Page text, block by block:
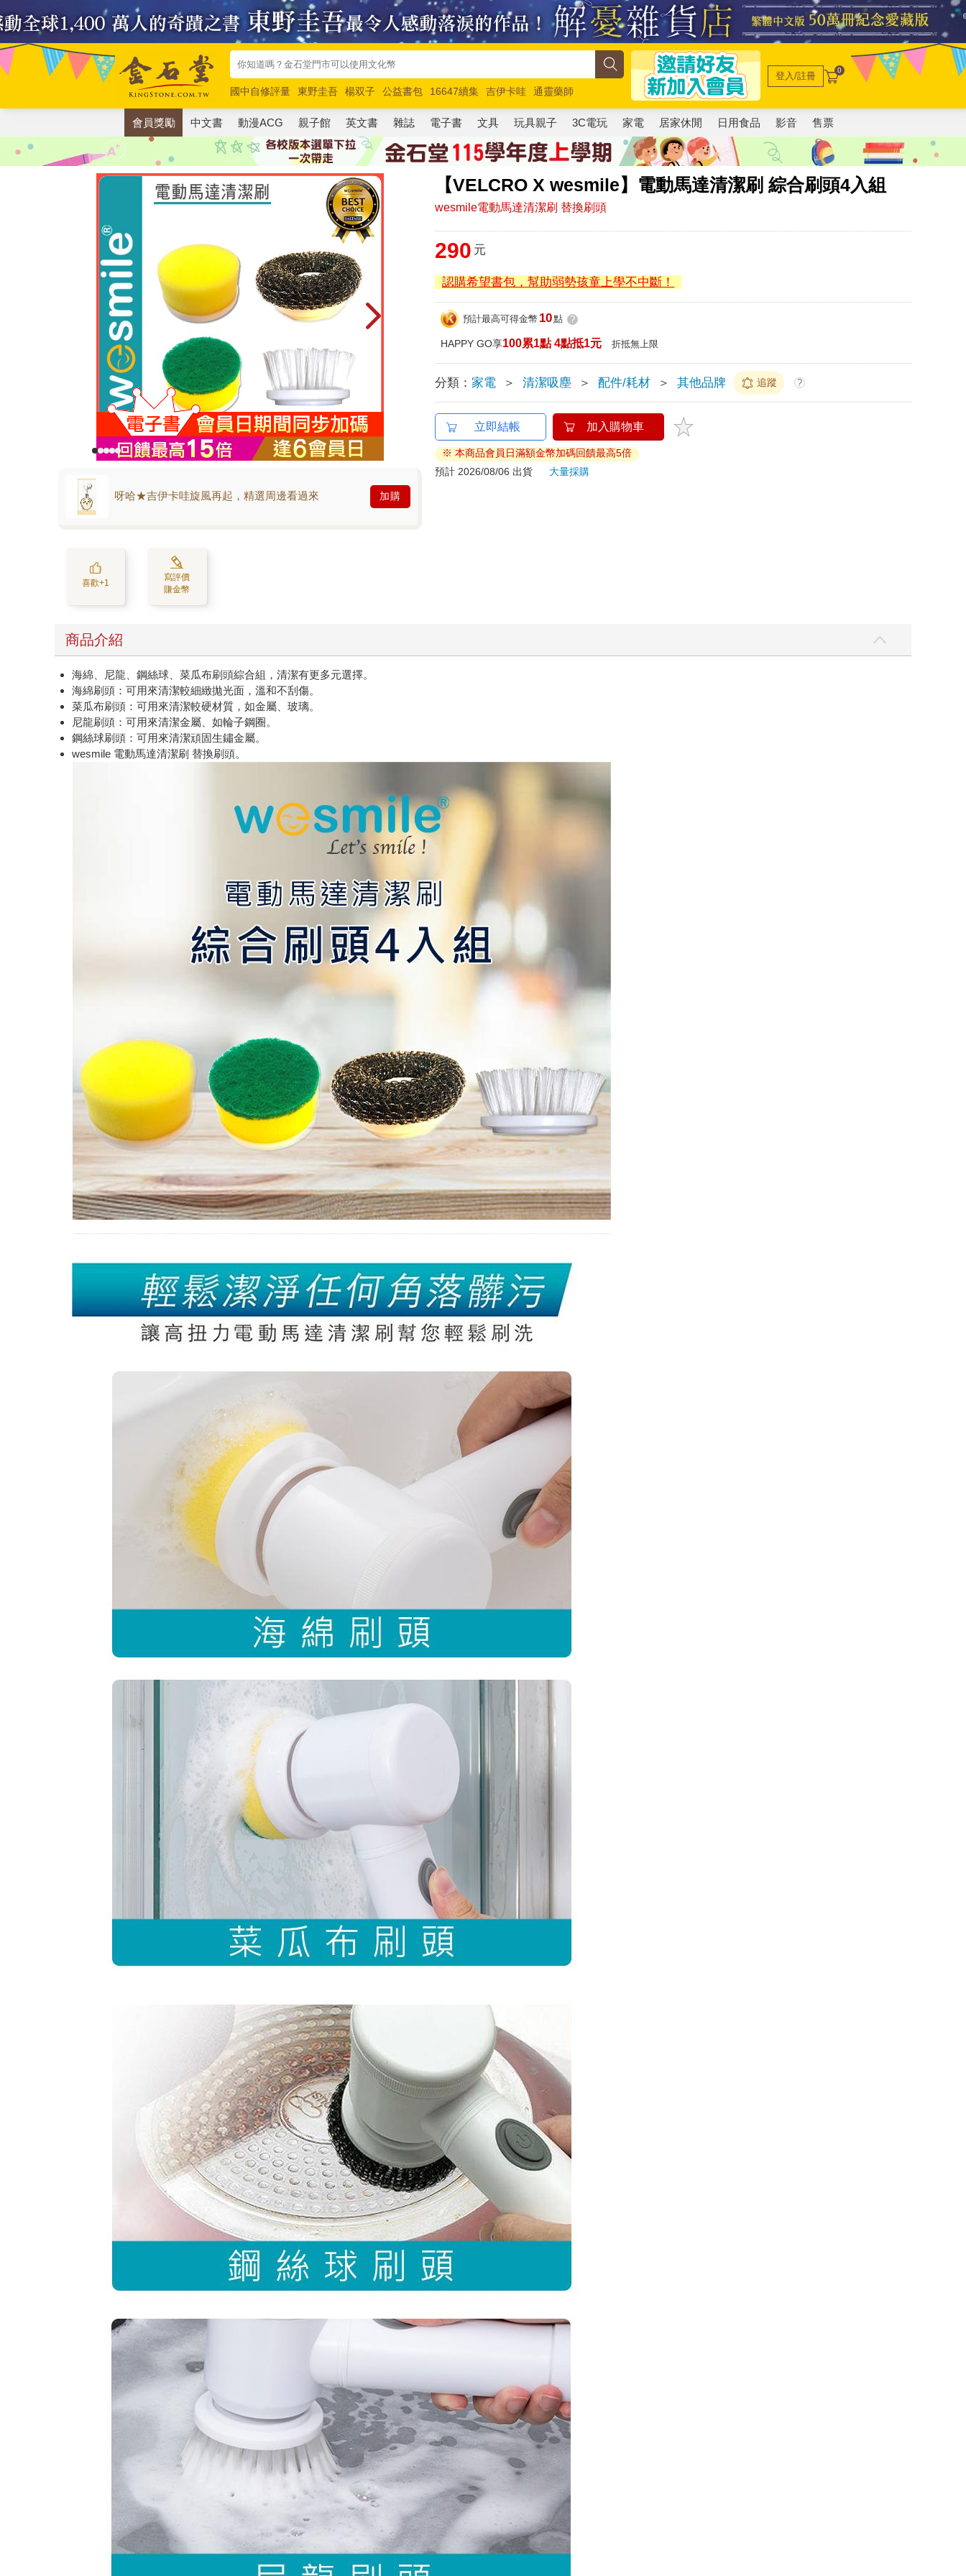
國中自修評量 東野圭吾 楊双子 公益書包 16647續集 吉伊卡哇
通靈藥師
唯紅花綻放
奧德賽 路邊攤新作 馬斯克 玩具總動員5 超慢跑
登入/註冊 0
會員獎勵 中文書 動漫ACG 親子館 英文書 雜誌 電子書 文具 玩具親子 3C電玩 家電 居家休閒 日用食品 影音 售票
【VELCRO X wesmile】電動馬達清潔刷 綜合刷頭4入組
wesmile電動馬達清潔刷 替換刷頭
呀哈★吉伊卡哇旋風再起，精選周邊看過來 加購
喜歡+1
寫評價
賺金幣
290 元
認購希望書包，幫助弱勢孩童上學不中斷！
預計最高可得金幣 10點 ?
HAPPY GO享100累1點 4點抵1元 折抵無上限
分類： 家電 ＞ 清潔吸塵 ＞ 配件/耗材 ＞ 其他品牌 追蹤 ?
立即結帳 加入購物車
※ 本商品會員日滿額金幣加碼回饋最高5倍
預計 2026/08/06 出貨
大量採購
商品介紹
海綿、尼龍、鋼絲球、菜瓜布刷頭綜合組，清潔有更多元選擇。
海綿刷頭：可用來清潔較細緻拋光面，溫和不刮傷。
菜瓜布刷頭：可用來清潔較硬材質，如金屬、玻璃。
尼龍刷頭：可用來清潔金屬、如輪子鋼圈。
鋼絲球刷頭：可用來清潔頑固生鏽金屬。
wesmile 電動馬達清潔刷 替換刷頭。